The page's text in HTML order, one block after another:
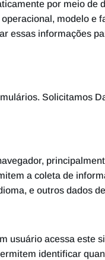
por meio de
modelo e
essas informações
Solicitamos
a coleta de
e outros dados
usuário acessa este
identificar